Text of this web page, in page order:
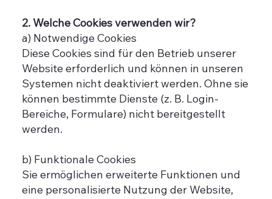
2. Welche Cookies verwenden wir?
a) Notwendige Cookies
Diese Cookies sind für den Betrieb unserer
Website erforderlich und können in unseren
Systemen nicht deaktiviert werden. Ohne sie
können bestimmte Dienste (z. B. Login-
Bereiche, Formulare) nicht bereitgestellt
werden.
b) Funktionale Cookies
Sie ermöglichen erweiterte Funktionen und
eine personalisierte Nutzung der Website,